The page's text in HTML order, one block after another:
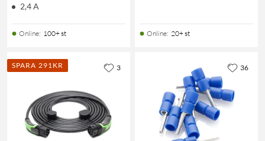
2,4 A
Online: 100+ st Online: 20+ st
SPARA 291KR 3 36